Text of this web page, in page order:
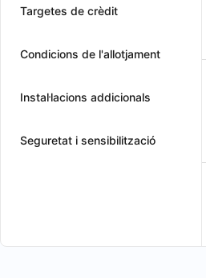
Targetes de crèdit
Condicions de l'allotjament
Instal·lacions addicionals
Seguretat i sensibilització